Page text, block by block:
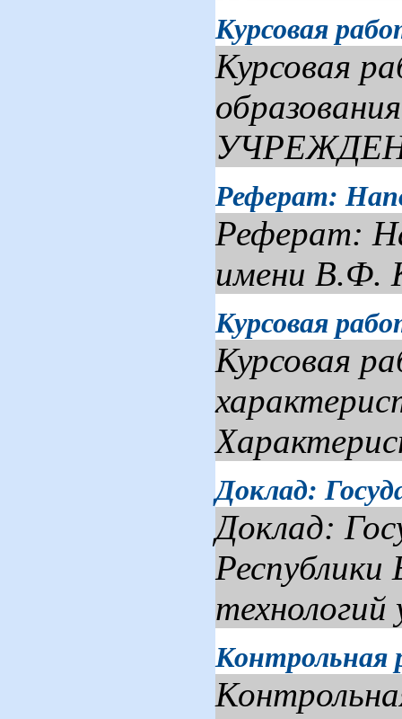
Курсовая
Курсовая
Реферат:
Реферат:
имени В.Ф.
Курсовая
Курсовая
Доклад:
Доклад:
технологий
Контрольная